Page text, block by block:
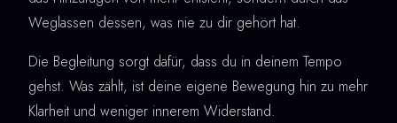
Weglassen dessen, was nie zu dir gehört hat.
Die Begleitung sorgt dafür, dass du in deinem Tempo
gehst. Was zählt, ist deine eigene Bewegung hin zu mehr
Klarheit und weniger innerem Widerstand.